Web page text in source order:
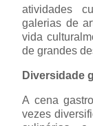
atividades
galerias de
vida
de grandes
Diversidade
A cena
vezes